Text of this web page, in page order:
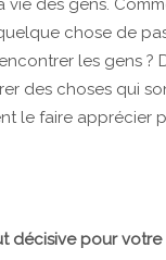
des gens.
chose de
les gens ?
des choses qui
le faire apprécier
décisive pour